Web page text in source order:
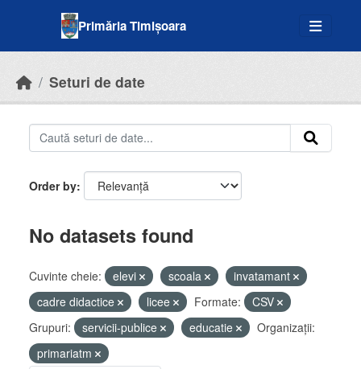
Primăria Timișoara
Seturi de date
Order by
No datasets found
Cuvinte cheie: elevi scoala
invatamant
cadre didactice
licee Formate:
CSV
Grupuri:
servicii-publice educatie
Organizații:
primariatm